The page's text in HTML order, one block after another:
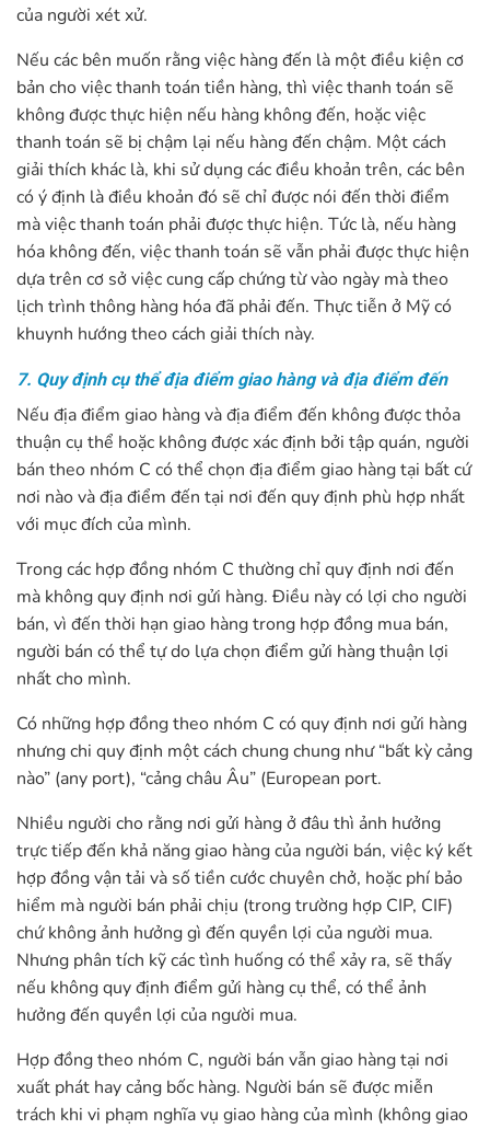
của người xét xử.
Nếu các bên muốn rằng việc hàng đến là một điều kiện cơ
bản cho việc thanh toán tiền hàng, thì việc thanh toán sẽ
không được thực hiện nếu hàng không đến, hoặc việc
thanh toán sẽ bị chậm lại nếu hàng đến chậm. Một cách
giải thích khác là, khi sử dụng các điều khoản trên, các bên
có ý định là điều khoản đó sẽ chỉ được nói đến thời điểm
mà việc thanh toán phải được thực hiện. Tức là, nếu hàng
hóa không đến, việc thanh toán sẽ vẫn phải được thực hiện
dựa trên cơ sở việc cung cấp chứng từ vào ngày mà theo
lịch trình thông hàng hóa đã phải đến. Thực tiễn ở Mỹ có
khuynh hướng theo cách giải thích này.
7. Quy định cụ thể địa điểm giao hàng và địa điểm đến
Nếu địa điểm giao hàng và địa điểm đến không được thỏa
thuận cụ thể hoặc không được xác định bởi tập quán, người
bán theo nhóm C có thể chọn địa điểm giao hàng tại bất cứ
nơi nào và địa điểm đến tại nơi đến quy định phù hợp nhất
với mục đích của mình.
Trong các hợp đồng nhóm C thường chỉ quy định nơi đến
mà không quy định nơi gửi hàng. Điều này có lợi cho người
bán, vì đến thời hạn giao hàng trong hợp đồng mua bán,
người bán có thể tự do lựa chọn điểm gửi hàng thuận lợi
nhất cho mình.
Có những hợp đồng theo nhóm C có quy định nơi gửi hàng
nhưng chi quy định một cách chung chung như “bất kỳ cảng
nào” (any port), “cảng châu Âu” (European port.
Nhiều người cho rằng nơi gửi hàng ở đâu thì ảnh hưởng
trực tiếp đến khả năng giao hàng của người bán, việc ký kết
hợp đồng vận tải và số tiền cước chuyên chở, hoặc phí bảo
hiểm mà người bán phải chịu (trong trường hợp CIP, CIF)
chứ không ảnh hưởng gì đến quyền lợi của người mua.
Nhưng phân tích kỹ các tình huống có thể xảy ra, sẽ thấy
nếu không quy định điểm gửi hàng cụ thể, có thể ảnh
hưởng đến quyền lợi của người mua.
Hợp đồng theo nhóm C, người bán vẫn giao hàng tại nơi
xuất phát hay cảng bốc hàng. Người bán sẽ được miễn
trách khi vi phạm nghĩa vụ giao hàng của mình (không giao